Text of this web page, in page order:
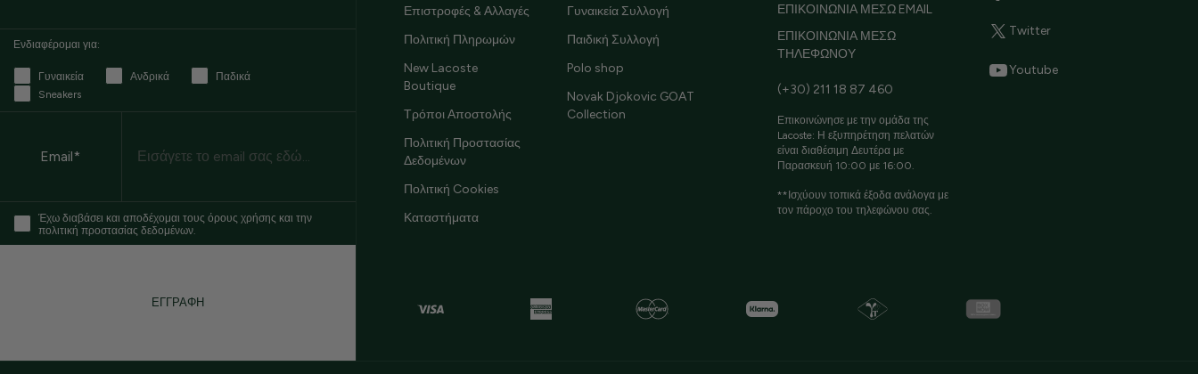
Ενδιαφέρομαι για:
Γυναικεία Ανδρικά
Παδικά
Sneakers
Email*
Έχω διαβάσει και αποδέχομαι τους όρους χρήσης και την
πολιτική προστασίας δεδομένων.
ΕΓΓΡΑΦΗ
Επιστροφές & Αλλαγές
Πολιτική Πληρωμών
New Lacoste
Boutique
Τρόποι Αποστολής
Πολιτική Προστασίας
Δεδομένων
Πολιτική Cookies
Καταστήματα
Γυναικεία Συλλογή
Παιδική Συλλογή
Polo shop
Novak Djokovic GOAT
Collection
ΕΠΙΚΟΙΝΩΝΙΑ ΜΕΣΩ EMAIL
ΕΠΙΚΟΙΝΩΝΙΑ ΜΕΣΩ
ΤΗΛΕΦΩΝΟΥ
(+30) 211 18 87 460
Επικοινώνησε με την ομάδα της
Lacoste: Η εξυπηρέτηση πελατών
είναι διαθέσιμη Δευτέρα με
Παρασκευή 10:00 με 16:00.
**Ισχύουν τοπικά έξοδα ανάλογα με
τον πάροχο του τηλεφώνου σας.
Twitter
Youtube